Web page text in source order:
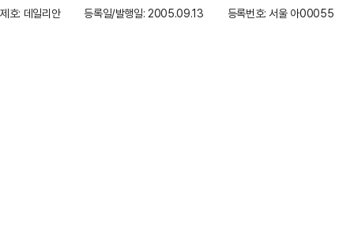
제호: 데일리안
등록일/발행일: 2005.09.13 등록번호: 서울 아00055